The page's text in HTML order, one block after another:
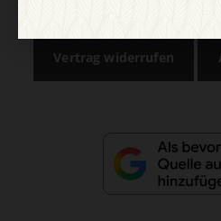
Vertrag widerrufen